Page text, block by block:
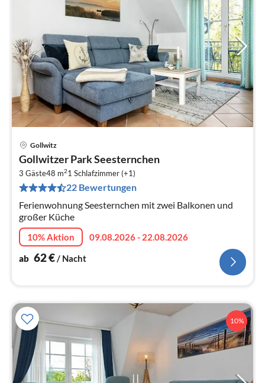
Gollwitz
Gollwitzer Park Seesternchen
3 Gäste48 m21 Schlafzimmer (+1)
22 Bewertungen
Ferienwohnung Seesternchen mit zwei Balkonen und
großer Küche
10% Aktion
09.08.2026 - 22.08.2026
ab 62€/ Nacht
10%